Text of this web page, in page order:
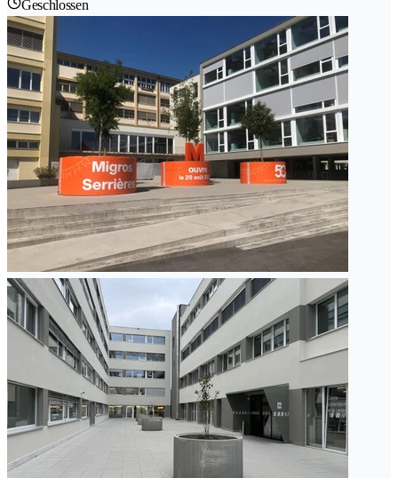
Geschlossen